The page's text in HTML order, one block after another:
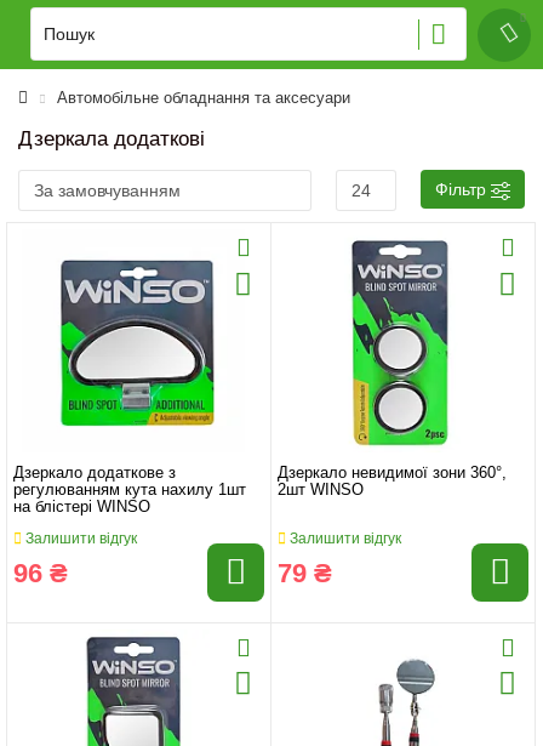
Автомобільне обладнання та аксесуари
Дзеркала додаткові
Фільтр
Дзеркало додаткове з
регулюванням кута нахилу 1шт
на блістері WINSO
Залишити відгук
96 ₴
Дзеркало невидимої зони 360°,
2шт WINSO
Залишити відгук
79 ₴